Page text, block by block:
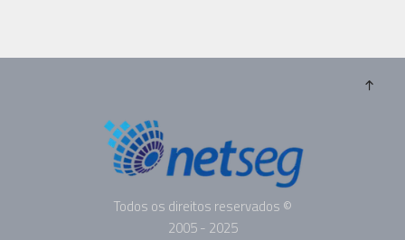
Todos os direitos reservados ©
2005 - 2025